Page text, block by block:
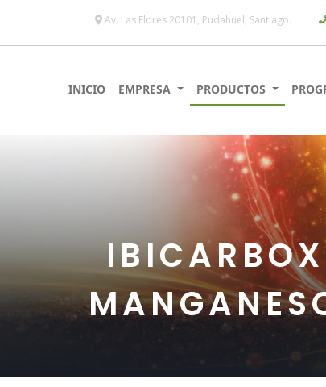
Av. Las Flores 20101, Pudahuel, Santiago.
INICIO EMPRESA PRODUCTOS
IBICARBOX